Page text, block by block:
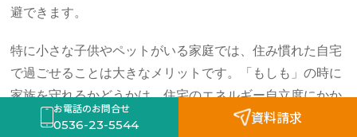
避できます。
特に小さな子供やペットがいる家庭では、住み慣れた自宅
で過ごせることは大きなメリットです。「もしも」の時に
家族を守れるかどうかは、住宅のエネルギー自立度にかか
っています。
お電話のお問合せ
0536-23-5544 資料請求